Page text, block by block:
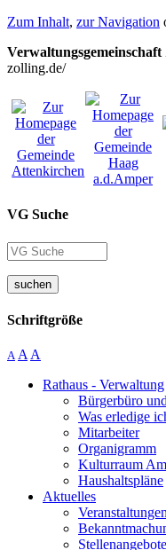
Zum Inhalt, zur Navigation
zolling.de/
VG Suche
suchen
Schriftgröße
A A A
Rathaus - Verwaltung
Bürgerbüro
Was erledige
Mitarbeiter
Organigramm
Kulturraum
Haushaltspläne
Aktuelles
Veranstaltungen
Stellenangebote